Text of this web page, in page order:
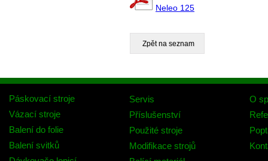
Neleo 125
Páskovací stroje
Vázací stroje
Balení do folie
Balení svitků
Servis
Příslušenství
Použité stroje
Modifikace strojů
O